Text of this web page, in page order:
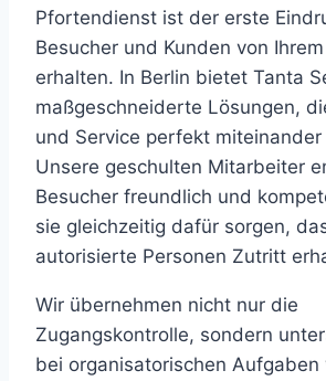
Pfortendienst ist der erste
Besucher und Kunden von
erhalten. In Berlin bietet Tanta
maßgeschneiderte Lösungen,
und Service perfekt
Unsere geschulten Mitarbeiter
Besucher freundlich und
sie gleichzeitig dafür sorgen,
autorisierte Personen Zutritt
Wir übernehmen nicht nur die
Zugangskontrolle, sondern
bei organisatorischen Aufgaben